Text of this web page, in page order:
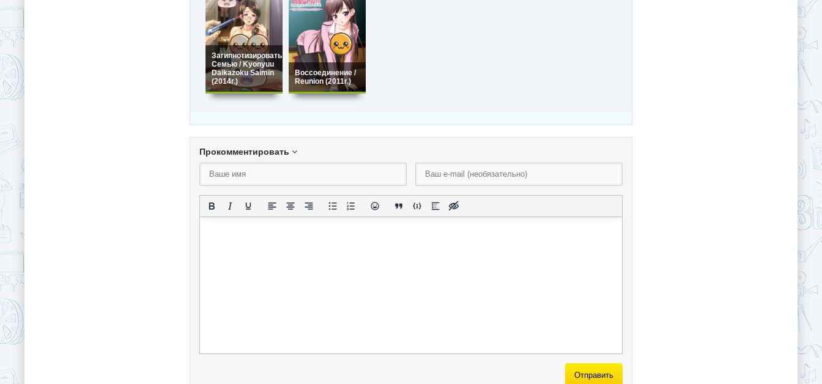
Загипнотизировать
Семью / Kyonyuu
Daikazoku Saimin
(2014г.)
Воссоединение /
Reunion (2011г.)
Прокомментировать
Отправить